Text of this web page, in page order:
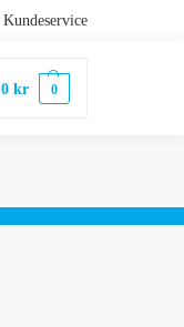
Kundeservice
0kr 0